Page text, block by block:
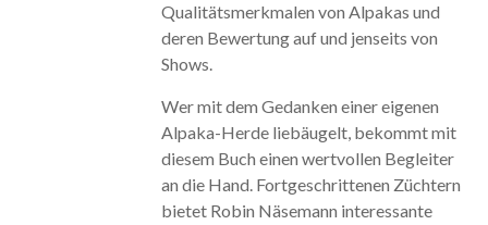
Qualitätsmerkmalen von Alpakas und
deren Bewertung auf und jenseits von
Shows.
Wer mit dem Gedanken einer eigenen
Alpaka-Herde liebäugelt, bekommt mit
diesem Buch einen wertvollen Begleiter
an die Hand. Fortgeschrittenen Züchtern
bietet Robin Näsemann interessante